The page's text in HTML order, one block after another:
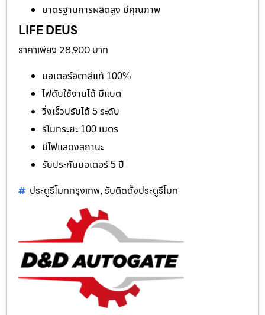
มาตรฐานการผลิตสูง มีคุณภาพ
LIFE DEUS
ราคาเพียง 28,900 บาท
มอเตอร์อิตาลีแท้ 100%
ไฟดับใช้งานได้ มีแบต
วิ่งเร็วปรับได้ 5 ระดับ
รีโมทระยะ 100 เมตร
มีไฟแสดงสถานะ
รับประกันมอเตอร์ 5 ปี
ประตูรีโมทกรุงเทพ, รับติดตั้งประตูรีโมท